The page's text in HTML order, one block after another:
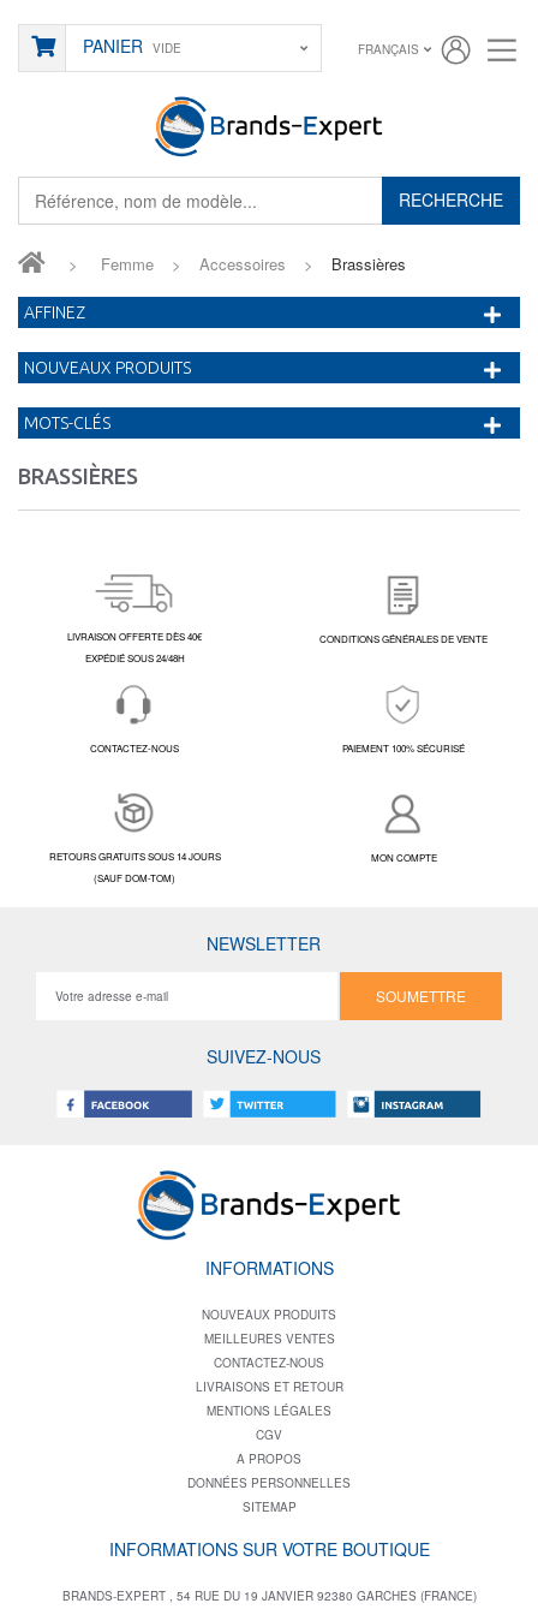
RECHERCHE
PANIER VIDE FRANÇAIS
> Femme > Accessoires > Brassières
BRASSIÈRES
AFFINEZ
NOUVEAUX PRODUITS
MOTS-CLÉS
LIVRAISON OFFERTE DÈS 40€
EXPÉDIÉ SOUS 24/48H
CONDITIONS GÉNÉRALES DE VENTE
CONTACTEZ-NOUS PAIEMENT 100% SÉCURISÉ
RETOURS GRATUITS SOUS 14 JOURS
(SAUF DOM-TOM)
MON COMPTE
NEWSLETTER
SOUMETTRE
SUIVEZ-NOUS
INFORMATIONS
NOUVEAUX PRODUITS
MEILLEURES VENTES
CONTACTEZ-NOUS
LIVRAISONS ET RETOUR
MENTIONS LÉGALES
CGV
A PROPOS
DONNÉES PERSONNELLES
SITEMAP
INFORMATIONS SUR VOTRE BOUTIQUE
BRANDS-EXPERT , 54 RUE DU 19 JANVIER 92380 GARCHES (FRANCE)